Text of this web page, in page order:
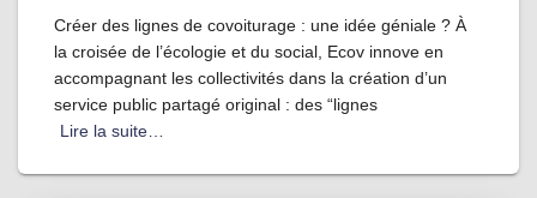
Créer des lignes de covoiturage : une idée géniale ? À
la croisée de l’écologie et du social, Ecov innove en
accompagnant les collectivités dans la création d’un
service public partagé original : des “lignes
Lire la suite…